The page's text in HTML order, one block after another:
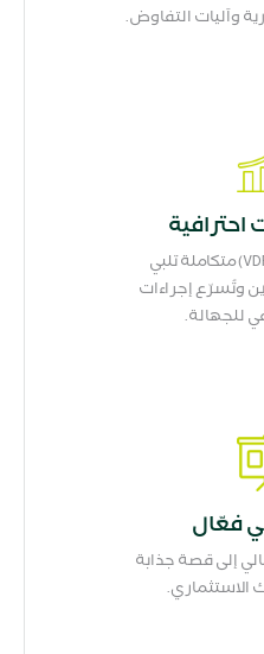
وآليات التفاوض.
احترافية
بناء غرفة بيانات (VDR) متكاملة تلبي
وتُسرّع إجراءات
للجهالة.
فعّال
إلى قصة جذابة
الاستثماري.